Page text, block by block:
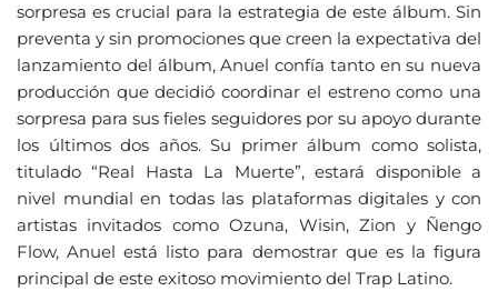
sorpresa es crucial para la estrategia de este álbum. Sin
preventa y sin promociones que creen la expectativa del
lanzamiento del álbum, Anuel confía tanto en su nueva
producción que decidió coordinar el estreno como una
sorpresa para sus fieles seguidores por su apoyo durante
los últimos dos años. Su primer álbum como solista,
titulado “Real Hasta La Muerte”, estará disponible a
nivel mundial en todas las plataformas digitales y con
artistas invitados como Ozuna, Wisin, Zion y Ñengo
Flow, Anuel está listo para demostrar que es la figura
principal de este exitoso movimiento del Trap Latino.